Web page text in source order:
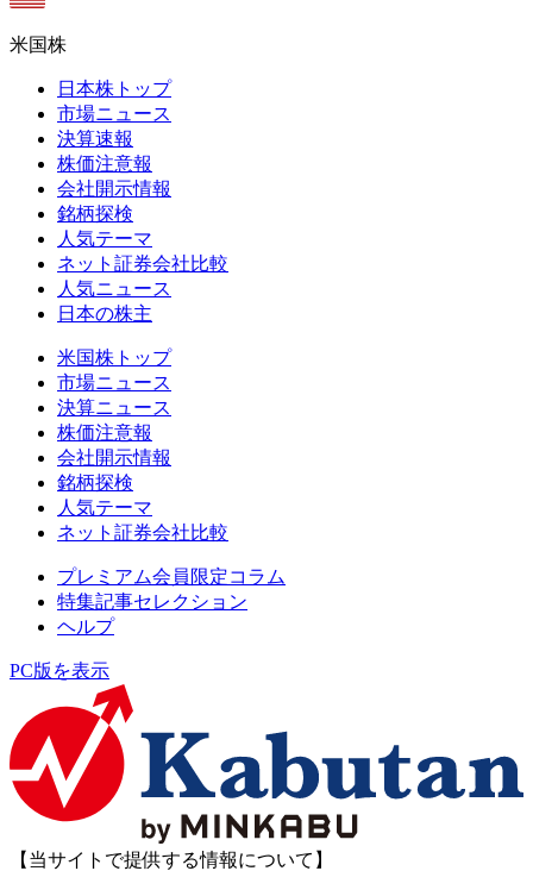
米国株
日本株トップ
市場ニュース
決算速報
株価注意報
会社開示情報
銘柄探検
人気テーマ
ネット証券会社比較
人気ニュース
日本の株主
米国株トップ
市場ニュース
決算ニュース
株価注意報
会社開示情報
銘柄探検
人気テーマ
ネット証券会社比較
プレミアム会員限定コラム
特集記事セレクション
ヘルプ
PC版を表示
【当サイトで提供する情報について】